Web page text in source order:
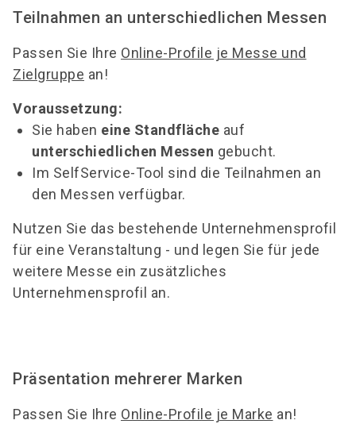
Teilnahmen an unterschiedlichen Messen
Passen Sie Ihre Online-Profile je Messe und
Zielgruppe an!
Voraussetzung:
Sie haben eine Standfläche auf
unterschiedlichen Messen gebucht.
Im SelfService-Tool sind die Teilnahmen an
den Messen verfügbar.
Nutzen Sie das bestehende Unternehmensprofil
für eine Veranstaltung - und legen Sie für jede
weitere Messe ein zusätzliches
Unternehmensprofil an.
Präsentation mehrerer Marken
Passen Sie Ihre Online-Profile je Marke an!